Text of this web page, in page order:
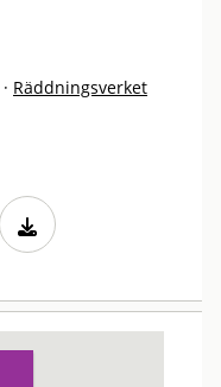
· Räddningsverket